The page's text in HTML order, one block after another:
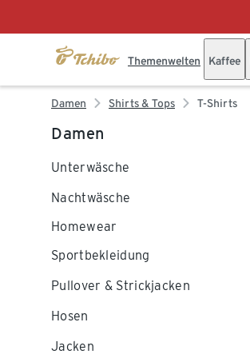
Themenwelten Kaffee
Damen Shirts & Tops T-Shirts
Damen
Unterwäsche
Nachtwäsche
Homewear
Sportbekleidung
Pullover & Strickjacken
Hosen
Jacken